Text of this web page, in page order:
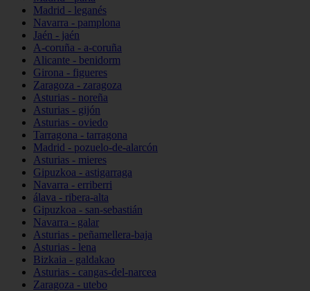
Madrid - leganés
Navarra - pamplona
Jaén - jaén
A-coruña - a-coruña
Alicante - benidorm
Girona - figueres
Zaragoza - zaragoza
Asturias - noreña
Asturias - gijón
Asturias - oviedo
Tarragona - tarragona
Madrid - pozuelo-de-alarcón
Asturias - mieres
Gipuzkoa - astigarraga
Navarra - erriberri
álava - ribera-alta
Gipuzkoa - san-sebastián
Navarra - galar
Asturias - peñamellera-baja
Asturias - lena
Bizkaia - galdakao
Asturias - cangas-del-narcea
Zaragoza - utebo